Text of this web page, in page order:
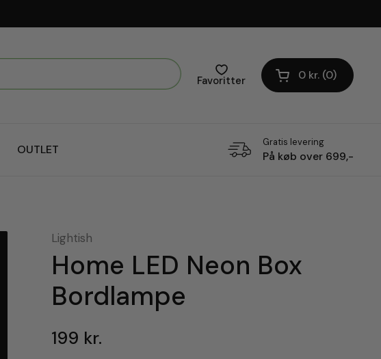
Favoritter Åben vogn
0 kr. 0
OUTLET
Gratis levering
På køb over 699,-
Lightish
Home LED Neon Box
Bordlampe
199 kr.